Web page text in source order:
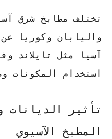
تختلف مطابخ شرق
واليابان وكوريا
آسيا مثل تايلاند
استخدام المكونات
تأثير الديانات
المطبخ الآسيوي